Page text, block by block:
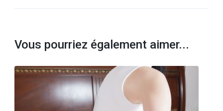
Vous pourriez également aimer...